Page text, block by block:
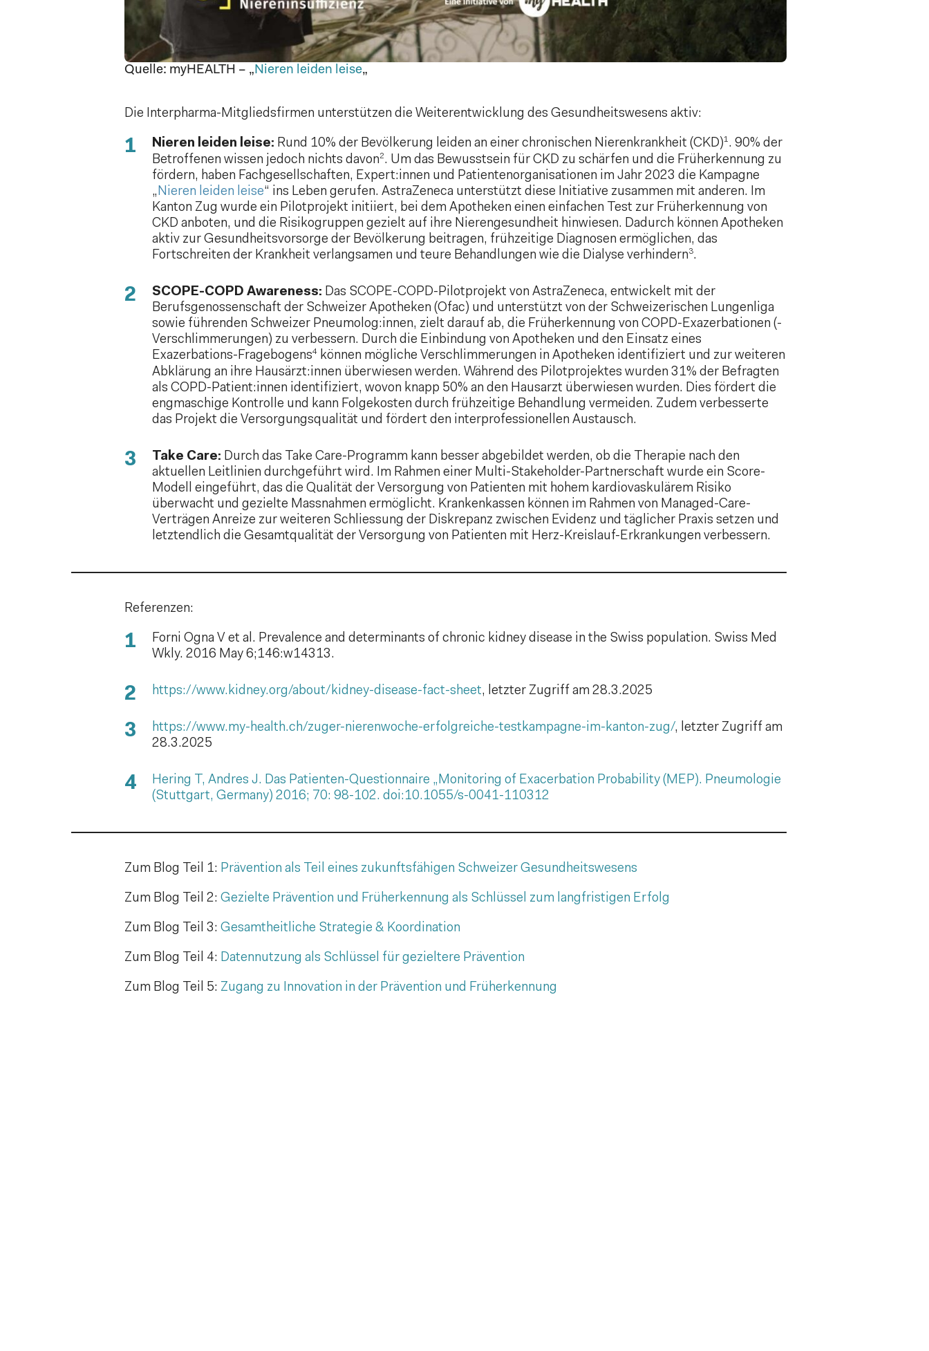
Quelle: myHEALTH – „Nieren leiden leise„
Die Interpharma-Mitgliedsfirmen unterstützen die Weiterentwicklung des Gesundheitswesens aktiv:
Nieren leiden leise: Rund 10% der Bevölkerung leiden an einer chronischen Nierenkrankheit (CKD)1. 90% der
Betroffenen wissen jedoch nichts davon2. Um das Bewusstsein für CKD zu schärfen und die Früherkennung zu
fördern, haben Fachgesellschaften, Expert:innen und Patientenorganisationen im Jahr 2023 die Kampagne
„Nieren leiden leise“ ins Leben gerufen. AstraZeneca unterstützt diese Initiative zusammen mit anderen. Im
Kanton Zug wurde ein Pilotprojekt initiiert, bei dem Apotheken einen einfachen Test zur Früherkennung von
CKD anboten, und die Risikogruppen gezielt auf ihre Nierengesundheit hinwiesen. Dadurch können Apotheken
aktiv zur Gesundheitsvorsorge der Bevölkerung beitragen, frühzeitige Diagnosen ermöglichen, das
Fortschreiten der Krankheit verlangsamen und teure Behandlungen wie die Dialyse verhindern3.
SCOPE-COPD Awareness: Das SCOPE-COPD-Pilotprojekt von AstraZeneca, entwickelt mit der
Berufsgenossenschaft der Schweizer Apotheken (Ofac) und unterstützt von der Schweizerischen Lungenliga
sowie führenden Schweizer Pneumolog:innen, zielt darauf ab, die Früherkennung von COPD-Exazerbationen (-
Verschlimmerungen) zu verbessern. Durch die Einbindung von Apotheken und den Einsatz eines
Exazerbations-Fragebogens4 können mögliche Verschlimmerungen in Apotheken identifiziert und zur weiteren
Abklärung an ihre Hausärzt:innen überwiesen werden. Während des Pilotprojektes wurden 31% der Befragten
als COPD-Patient:innen identifiziert, wovon knapp 50% an den Hausarzt überwiesen wurden. Dies fördert die
engmaschige Kontrolle und kann Folgekosten durch frühzeitige Behandlung vermeiden. Zudem verbesserte
das Projekt die Versorgungsqualität und fördert den interprofessionellen Austausch.
Take Care: Durch das Take Care-Programm kann besser abgebildet werden, ob die Therapie nach den
aktuellen Leitlinien durchgeführt wird. Im Rahmen einer Multi-Stakeholder-Partnerschaft wurde ein Score-
Modell eingeführt, das die Qualität der Versorgung von Patienten mit hohem kardiovaskulärem Risiko
überwacht und gezielte Massnahmen ermöglicht. Krankenkassen können im Rahmen von Managed-Care-
Verträgen Anreize zur weiteren Schliessung der Diskrepanz zwischen Evidenz und täglicher Praxis setzen und
letztendlich die Gesamtqualität der Versorgung von Patienten mit Herz-Kreislauf-Erkrankungen verbessern.
Referenzen:
Forni Ogna V et al. Prevalence and determinants of chronic kidney disease in the Swiss population. Swiss Med
Wkly. 2016 May 6;146:w14313.
https://www.kidney.org/about/kidney-disease-fact-sheet, letzter Zugriff am 28.3.2025
https://www.my-health.ch/zuger-nierenwoche-erfolgreiche-testkampagne-im-kanton-zug/, letzter Zugriff am
28.3.2025
Hering T, Andres J. Das Patienten-Questionnaire „Monitoring of Exacerbation Probability (MEP). Pneumologie
(Stuttgart, Germany) 2016; 70: 98-102. doi:10.1055/s-0041-110312
Zum Blog Teil 1: Prävention als Teil eines zukunftsfähigen Schweizer Gesundheitswesens
Zum Blog Teil 2:Gezielte Prävention und Früherkennung als Schlüssel zum langfristigen Erfolg
Zum Blog Teil 3:Gesamtheitliche Strategie & Koordination
Zum Blog Teil 4: Datennutzung als Schlüssel für gezieltere Prävention
Zum Blog Teil 5: Zugang zu Innovation in der Prävention und Früherkennung